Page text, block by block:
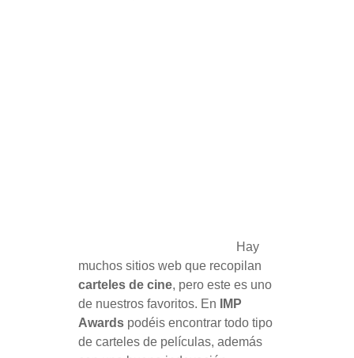
Hay
muchos sitios web que recopilan
carteles de cine, pero este es uno
de nuestros favoritos. En
IMP
Awards podéis encontrar todo tipo
de carteles de películas, además